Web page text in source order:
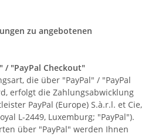
zu angebotenen
/ "PayPal Checkout"
die über "PayPal" / "PayPal
erfolgt die Zahlungsabwicklung
PayPal (Europe) S.à.r.l. et Cie,
L-2449, Luxemburg; "PayPal").
über "PayPal" werden Ihnen